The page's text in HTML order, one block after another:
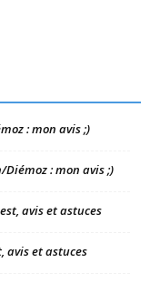
: mon avis ;)
Diémoz : mon avis ;)
avis et astuces
avis et astuces